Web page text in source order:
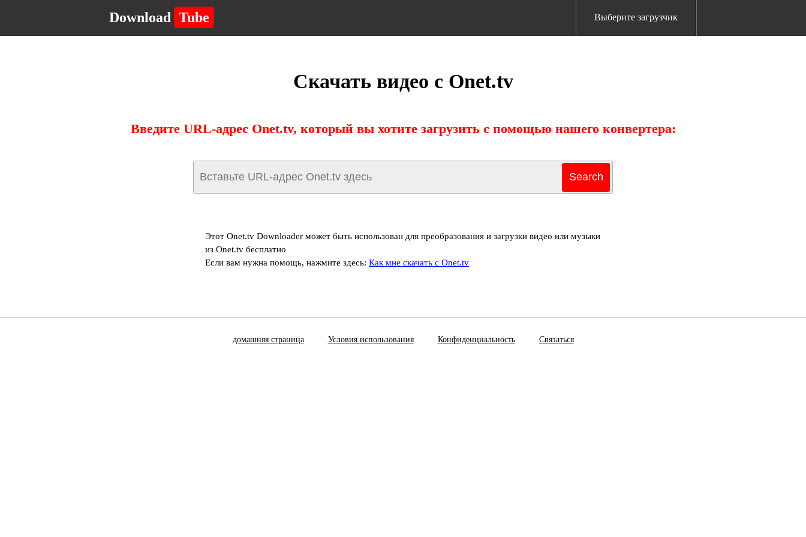
Download Tube Выберите загрузчик
Скачать видео с Onet.tv
Введите URL-адрес Onet.tv, который вы хотите загрузить с помощью нашего конвертера:
Этот Onet.tv Downloader может быть использован для преобразования и загрузки видео или музыки
из Onet.tv бесплатно
Если вам нужна помощь, нажмите здесь: Как мне скачать с Onet.tv
домашняя страница Условия использования Конфиденциальность Связаться